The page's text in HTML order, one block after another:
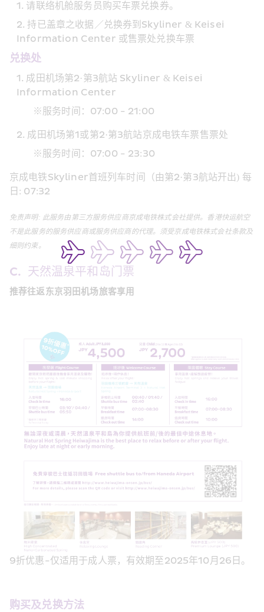
请联络机舱服务员购买车票兑换券。
持已盖章之收据／兑换券到 Skyliner & Keisei
Information Center 或售票处兑换车票
兑换处
成田机场第2· 第3航站 Skyliner & Keisei
Information Center
※服务时间： 07:00 - 21:00
成田机场第1或第2·第3航站京成电铁车票售票处
※服务时间： 07:00 - 23:30
京成电铁Skyliner首班列车时间（由第2·第3航站开出 ) 每
日 : 07:32
免责声明: 此服务由第三方服务供应商京成电铁株式会社提供。香港快运航空
不是此服务的服务供应商或服务供应商的代理。须受京成电铁株式会社条款及
细则约束。
C.  天然温泉平和岛门票
推荐往返东京羽田机场旅客享用
9折优惠-仅适用于成人票，有效期至2025年10月26日。
购买及兑换方法